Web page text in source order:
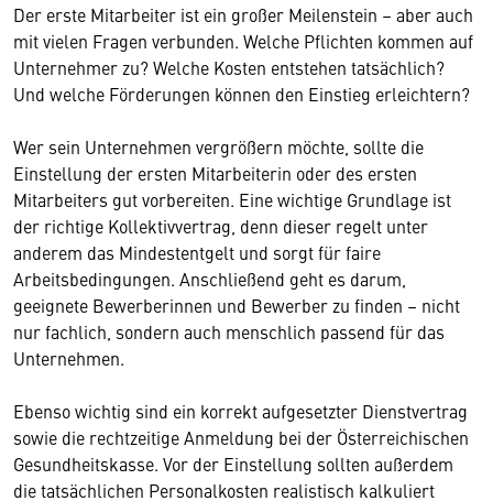
Der erste Mitarbeiter ist ein großer Meilenstein – aber auch
mit vielen Fragen verbunden. Welche Pflichten kommen auf
Unternehmer zu? Welche Kosten entstehen tatsächlich?
Und welche Förderungen können den Einstieg erleichtern?
Wer sein Unternehmen vergrößern möchte, sollte die
Einstellung der ersten Mitarbeiterin oder des ersten
Mitarbeiters gut vorbereiten. Eine wichtige Grundlage ist
der richtige Kollektivvertrag, denn dieser regelt unter
anderem das Mindestentgelt und sorgt für faire
Arbeitsbedingungen. Anschließend geht es darum,
geeignete Bewerberinnen und Bewerber zu finden – nicht
nur fachlich, sondern auch menschlich passend für das
Unternehmen.
Ebenso wichtig sind ein korrekt aufgesetzter Dienstvertrag
sowie die rechtzeitige Anmeldung bei der Österreichischen
Gesundheitskasse. Vor der Einstellung sollten außerdem
die tatsächlichen Personalkosten realistisch kalkuliert